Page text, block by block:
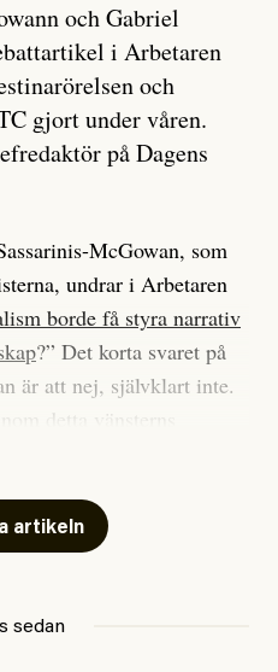
och Gabriel
i Arbetaren
och
gjort under våren.
på Dagens
McGowan, som
undrar i Arbetaren
borde få styra narrativ
?” Det korta svaret på
är att nej, självklart inte.
detta vänsterns
många snarare än att
har i alla fall fungerat för
artikeln
sedan